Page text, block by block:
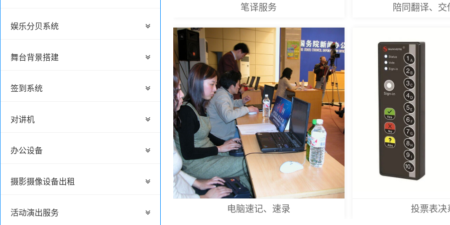
娱乐分贝系统
舞台背景搭建
签到系统
对讲机
办公设备
摄影摄像设备出租
活动演出服务
笔译服务 陪同翻译、交
电脑速记、速录 投票表决